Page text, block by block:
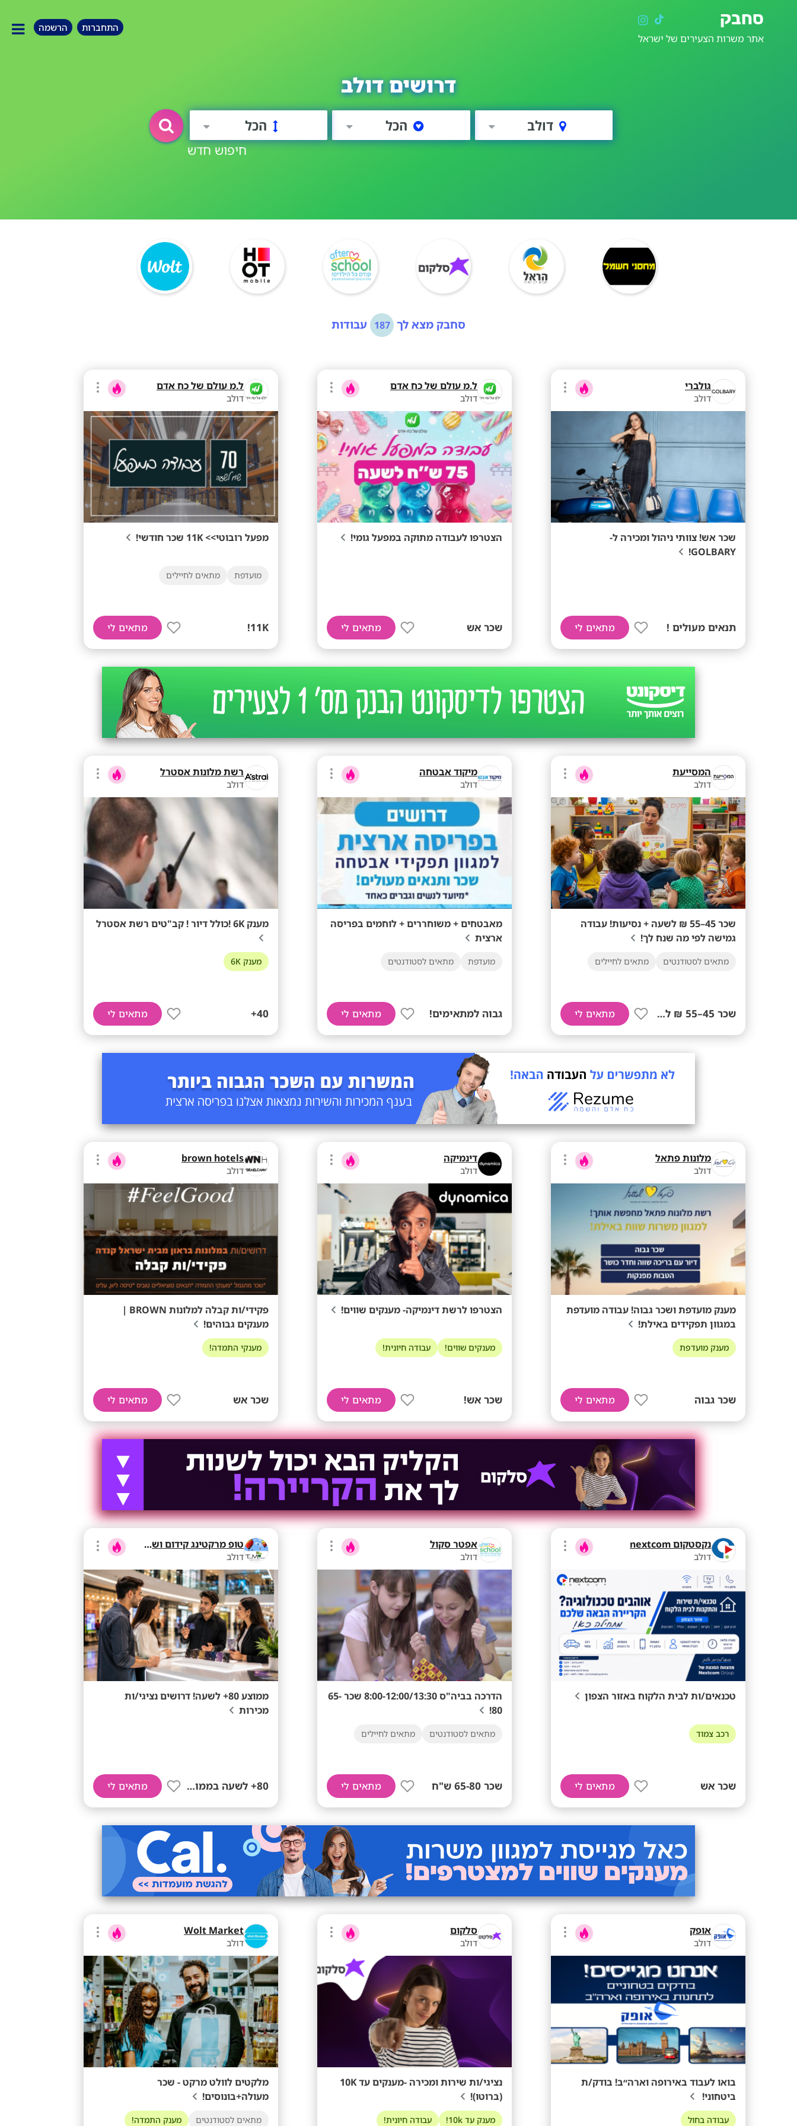
סחבק
אתר משרות הצעירים של ישראל
התחברות הרשמה
דרושים דולב
דולב הכל הכל
חיפוש חדש
סחבק מצא לך 187 עבודות
גולברי
דולב
שכר אש! צוותי ניהול ומכירה ל-
GOLBARY!
תנאים מעולים ! מתאים לי
ל.מ עולם של כח אדם
דולב
הצטרפו לעבודה מתוקה במפעל גומי!
שכר אש מתאים לי
ל.מ עולם של כח אדם
דולב
מפעל רובוטי>> 11K שכר חודשי!
מועדפת מתאים לחיילים
11K! מתאים לי
המסייעת
דולב
שכר 45–55 ₪ לשעה + נסיעות! עבודה
גמישה לפי מה שנח לך!
מתאים לסטודנטים מתאים לחיילים
שכר 45–55 ₪ לשעה+ נסיעות! מתאים לי
מיקוד אבטחה
דולב
מאבטחים + משוחררים + לוחמים בפריסה
ארצית
מועדפת מתאים לסטודנטים
גבוה למתאימים! מתאים לי
רשת מלונות אסטרל
דולב
מענק 6K !כולל דיור ! קב"טים רשת אסטרל
מענק 6K
40+ מתאים לי
מלונות פתאל
דולב
מענק מועדפת ושכר גבוה! עבודה מועדפת
במגוון תפקידים באילת!
מענק מועדפת
שכר גבוה מתאים לי
דינמיקה
דולב
הצטרפו לרשת דינמיקה- מענקים שווים!
מענקים שווים! עבודה חיונית!
שכר אש! מתאים לי
brown hotels
דולב
פקידי/ות קבלה למלונות BROWN |
מענקים גבוהים!
מענקי התמדה!
שכר אש מתאים לי
נקסטקום nextcom
דולב
טכנאים/ות לבית הלקוח באזור הצפון
רכב צמוד
שכר אש מתאים לי
אפטר סקול
דולב
הדרכה בביה"ס 8:00-12:00/13:30 שכר 65-
80!
מתאים לסטודנטים מתאים לחיילים
שכר 65-80 ש"ח מתאים לי
טופ מרקטינג קידום ושיווק בע"מ
דולב
ממוצע 80+ לשעה! דרושים נציגי/ות
מכירות
80+ לשעה בממוצע מתאים לי
אופק
דולב
בואו לעבוד באירופה וארה״ב! בודק/ת
ביטחוני!
עבודה בחול
סלקום
דולב
נציגי/ות שירות ומכירה -מענקים עד 10K
(ברוטו)!
מענק עד 10k! עבודה חיונית!
Wolt Market
דולב
מלקטים לוולט מרקט - שכר
מעולה+בונוסים!
מתאים לסטודנטים מענק התמדה!